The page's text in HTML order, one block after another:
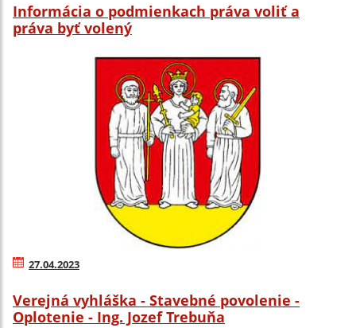
Informácia o podmienkach práva voliť a
práva byť volený
27.04.2023
Verejná vyhláška - Stavebné povolenie -
Oplotenie - Ing. Jozef Trebuňa